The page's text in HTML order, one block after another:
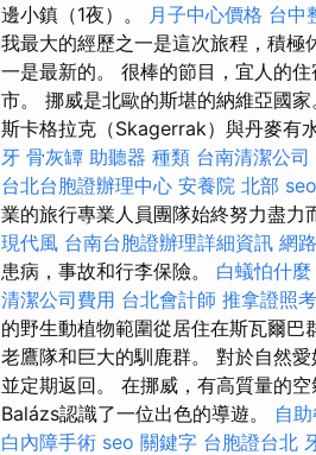
邊小鎮（1夜）。
月子中心價格 台中
我最大的經歷之一是這次旅程，積
一是最新的。 很棒的節目，宜人的
市。 挪威是北歐的斯堪的納維亞國
斯卡格拉克（Skagerrak）與丹麥有
牙 骨灰罈 助聽器 種類 台南清潔公司
台北台胞證辦理中心 安養院 北部
業的旅行專業人員團隊始終努力盡力
現代風 台南台胞證辦理詳細資訊 網
患病，事故和行李保險。 白蟻怕什麼
清潔公司費用 台北會計師 推拿證照
的野生動植物範圍從居住在斯瓦爾巴
老鷹隊和巨大的馴鹿群。 對於自然
並定期返回。 在挪威，有高質量的
Balázs認識了一位出色的導遊。 自
白內障手術 seo 關鍵字 台胞證台北